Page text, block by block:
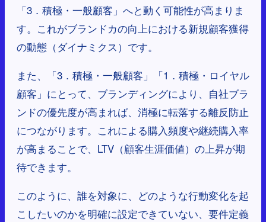
「3．積極・一般顧客」へと動く可能性が高まりま
す。これがブランドカの向上における新規顧客獲得
の動態（ダイナミクス）です。
また、「3．積極・一般顧客」「1．積極・ロイヤル
顧客」にとって、ブランディングにより、自社ブラ
ンドの優先度が高まれば、消極に転落する離反防止
につながります。これによる購入頻度や継続購入率
が高まることで、LTV（顧客生涯価値）の上昇が期
待できます。
このように、誰を対象に、どのような行動変化を起
こしたいのかを明確に設定できていない、要件定義